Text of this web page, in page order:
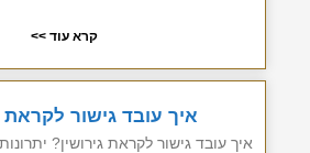
קרא עוד >>
איך עובד גישור לקראת
איך עובד גישור לקראת גירושין?